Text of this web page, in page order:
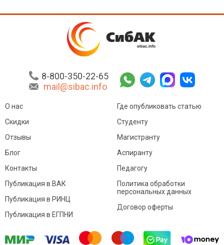
8-800-350-22-65
mail@sibac.info
О нас
Скидки
Отзывы
Блог
Контакты
Где опубликовать статью
Студенту
Магистранту
Аспиранту
Педагогу
Публикация в ВАК
Публикация в РИНЦ
Публикация в ЕГПНИ
Политика обработки
персональных данных
Договор оферты